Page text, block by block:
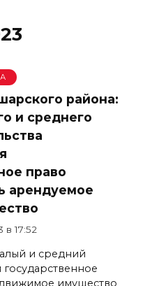
района:
и среднего
право
арендуемое
в 17:52
и средний
имущество